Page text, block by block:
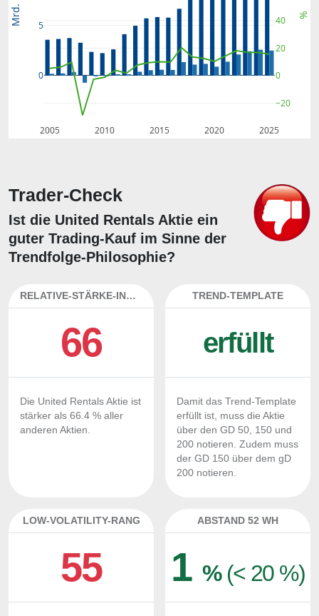
2005 2010 2015 2020 2025
0
5
−20
0
20
40
Mrd. %
Trader-Check
Ist die United Rentals Aktie ein
guter Trading-Kauf im Sinne der
Trendfolge-Philosophie?
RELATIVE-STÄRKE-INDEX
66
Die United Rentals Aktie ist
stärker als 66.4 % aller
anderen Aktien.
TREND-TEMPLATE
erfüllt
Damit das Trend-Template
erfüllt ist, muss die Aktie
über den GD 50, 150 und
200 notieren. Zudem muss
der GD 150 über dem gD
200 notieren.
LOW-VOLATILITY-RANG
55
ABSTAND 52 WH
1 % (< 20 %)